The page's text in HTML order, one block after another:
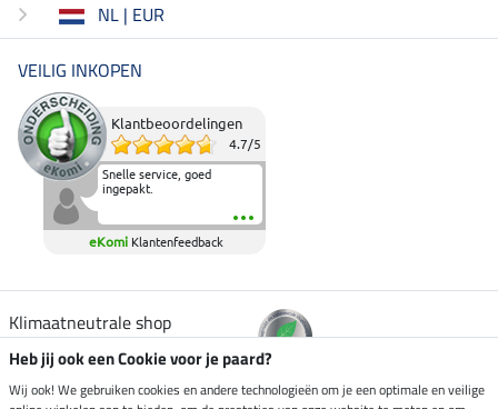
NL | EUR
VEILIG INKOPEN
Klantbeoordelingen
4.7/5
Snelle service, goed
ingepakt.
eKomi Klantenfeedback
Klimaatneutrale shop
Verzending per
Heb jij ook een Cookie voor je paard?
Wij ook! We gebruiken cookies en andere technologieën om je een optimale en veilige